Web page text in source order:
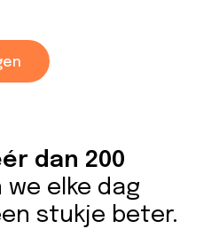
dan 200
we elke dag
stukje beter.